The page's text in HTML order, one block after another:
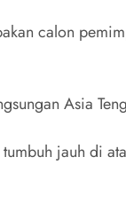
calon
Asia
jauh di